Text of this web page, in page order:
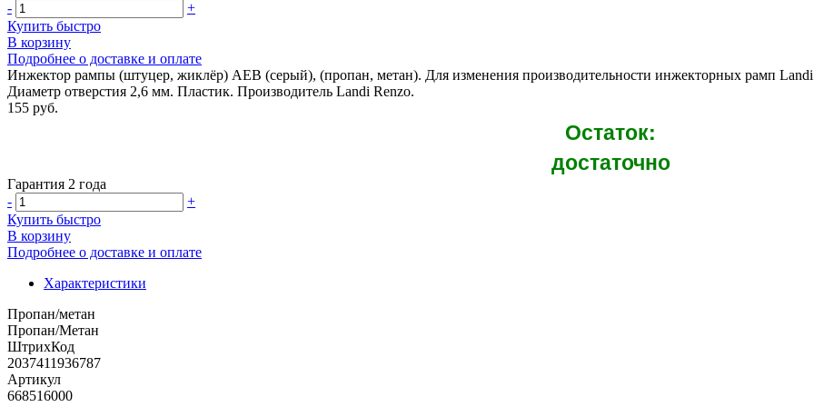
-
+
Купить быстро
В корзину
Подробнее о доставке и оплате
Инжектор рампы (штуцер, жиклёр) AEB (серый), (пропан, метан). Для изменения производительности инжекторных рамп
Диаметр отверстия 2,6 мм. Пластик. Производитель Landi Renzo.
155 руб.
Остаток:
достаточно
Гарантия 2 года
-
+
Купить быстро
В корзину
Подробнее о доставке и оплате
Характеристики
Пропан/метан
Пропан/Метан
ШтрихКод
2037411936787
Артикул
668516000